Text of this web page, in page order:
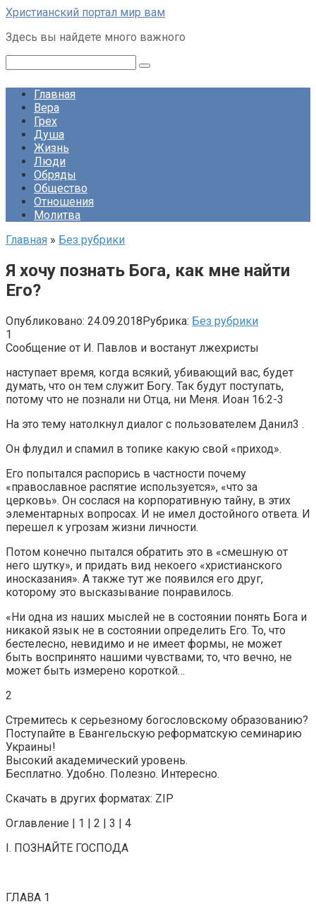
Перейти
контенту
Христианский портал мир вам
Здесь вы найдете много важного
Главная
Вера
Грех
Душа
Жизнь
Люди
Обряды
Общество
Отношения
Молитва
Главная » Без рубрики
Я хочу познать Бога, как мне найти
Его?
Опубликовано: 24.09.2018Рубрика: Без рубрики
1
Сообщение от И. Павлов и востанут лжехристы
наступает время, когда всякий, убивающий вас, будет
думать, что он тем служит Богу. Так будут поступать,
потому что не познали ни Отца, ни Меня. Иоан 16:2-3
На это тему натолкнул диалог с пользователем Данил3 .
Он флудил и спамил в топике какую свой «приход».
Его попытался распорись в частности почему
«православное распятие используется», «что за
церковь». Он сослася на корпоративную тайну, в этих
элементарных вопросах. И не имел достойного ответа. И
перешел к угрозам жизни личности.
Потом конечно пытался обратить это в «смешную от
него шутку», и придать вид некоего «христианского
иносказания». А также тут же появился его друг,
которому это высказывание понравилось.
«Ни одна из наших мыслей не в состоянии понять Бога и
никакой язык не в состоянии определить Его. То, что
бестелесно, невидимо и не имеет формы, не может
быть воспринято нашими чувствами; то, что вечно, не
может быть измерено короткой…
2
Стремитесь к серьезному богословскому образованию?
Поступайте в Евангельскую реформатскую семинарию
Украины!
Высокий академический уровень.
Бесплатно. Удобно. Полезно. Интересно.
Скачать в других форматах: ZIP
Оглавление | 1 | 2 | 3 | 4
I. ПОЗНАЙТЕ ГОСПОДА
ГЛАВА 1